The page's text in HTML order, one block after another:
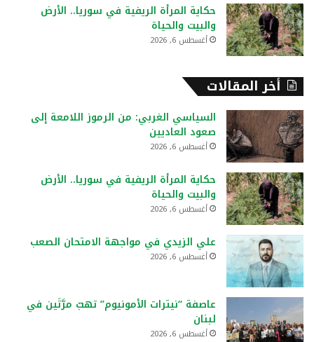
حكاية المرأة الريفية في سوريا.. الأرض
والبيت والحياة
أغسطس 6, 2026
أخر المقالات
السياسي الغربي: من الرموز اللامعة إلى
صعود العاديين
أغسطس 6, 2026
حكاية المرأة الريفية في سوريا.. الأرض
والبيت والحياة
أغسطس 6, 2026
علي الزيدي في مواجهة الامتحان الصعب
أغسطس 6, 2026
عاصفة “نيترات الأمونيوم” تهبّ مرَّتَين في
لبنان
أغسطس 6, 2026